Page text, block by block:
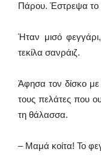
Πάρου. Έστρεψα το
Ήταν μισό
τεκίλα σανράιζ.
Άφησα τον δίσκο με
τους πελάτες που
τη θάλασσα.
– Μαμά κοίτα! Το